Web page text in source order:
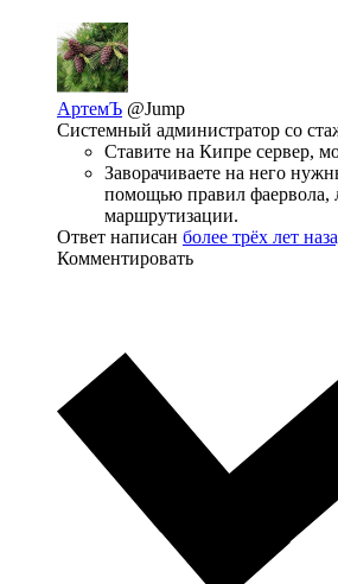
АртемЪ @Jump
Системный администратор со
Ставите на Кипре сервер,
Заворачиваете на него
помощью правил
маршрутизации.
Ответ написан более трёх лет
Комментировать